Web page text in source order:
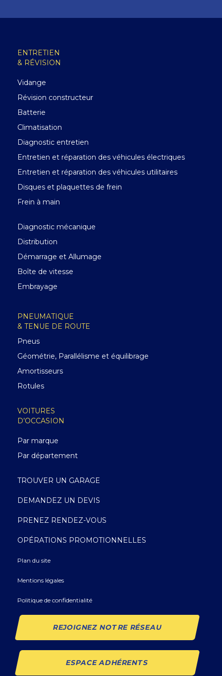
ENTRETIEN
& RÉVISION
Vidange
Révision constructeur
Batterie
Climatisation
Diagnostic entretien
Entretien et réparation des véhicules électriques
Entretien et réparation des véhicules utilitaires
Disques et plaquettes de frein
Frein à main
Diagnostic mécanique
Distribution
Démarrage et Allumage
Boîte de vitesse
Embrayage
PNEUMATIQUE
& TENUE DE ROUTE
Pneus
Géométrie, Parallélisme et équilibrage
Amortisseurs
Rotules
VOITURES
D’OCCASION
Par marque
Par département
TROUVER UN GARAGE
DEMANDEZ UN DEVIS
PRENEZ RENDEZ-VOUS
OPÉRATIONS PROMOTIONNELLES
Plan du site
Mentions légales
Politique de confidentialité
REJOIGNEZ NOTRE RÉSEAU
ESPACE ADHÉRENTS